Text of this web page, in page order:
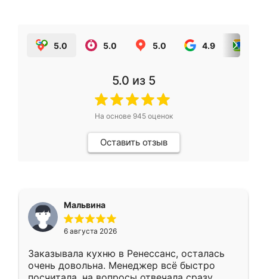
5.0 5.0 5.0 4.9
5.0 из 5
На основе 945оценок
Оставить отзыв
Мальвина
6 августа 2026
Заказывала кухню в Ренессанс, осталась
очень довольна. Менеджер всё быстро